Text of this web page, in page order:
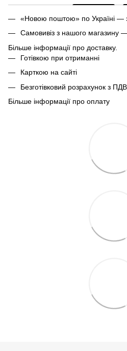
«Новою поштою» по Україні —
Самовивіз з нашого магазину
Більше інформації про доставку.
Готівкою при отриманні
Карткою на сайті
Безготівковий розрахунок з ПДВ
Більше інформації про оплату